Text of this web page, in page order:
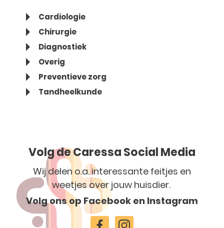
Cardiologie
Chirurgie
Diagnostiek
Overig
Preventieve zorg
Tandheelkunde
Volg de Caressa Social Media
Wij delen o.a. interessante feitjes en
weetjes over jouw huisdier.
Volg ons op Facebook en Instagram